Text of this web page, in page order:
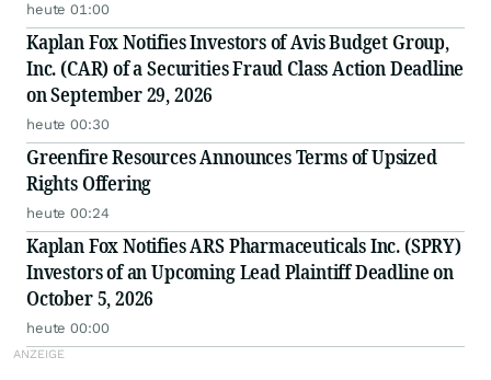
heute 01:00
Kaplan Fox Notifies Investors of Avis Budget Group,
Inc. (CAR) of a Securities Fraud Class Action Deadline
on September 29, 2026
heute 00:30
Greenfire Resources Announces Terms of Upsized
Rights Offering
heute 00:24
Kaplan Fox Notifies ARS Pharmaceuticals Inc. (SPRY)
Investors of an Upcoming Lead Plaintiff Deadline on
October 5, 2026
heute 00:00